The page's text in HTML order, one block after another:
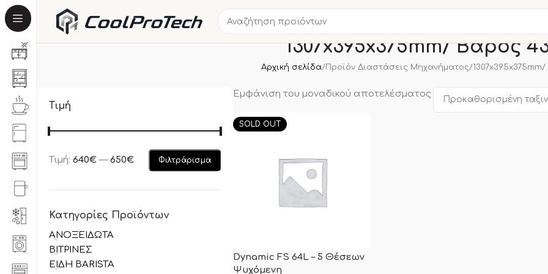
1307x395x375mm/ Βάρος
Αρχική σελίδα Προϊόν Διαστάσεις Μηχανήματος
Τιμή
Φιλτράρισμα
Τιμή: 640€—650€
Κατηγορίες Προϊόντων
ΑΝΟΞΕΙΔΩΤΑ
ΒΙΤΡΙΝΕΣ
ΕΙΔΗ BARISTA
Εμφάνιση του μοναδικού αποτελέσματος
SOLD OUT
Dynamic FS 64L – 5 Θέσεων
Ψυχόμενη